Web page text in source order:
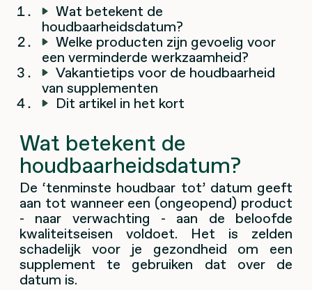
Wat betekent de
houdbaarheidsdatum?
Welke producten zijn gevoelig voor
een verminderde werkzaamheid?
Vakantietips voor de houdbaarheid
van supplementen
Dit artikel in het kort
Wat betekent de
houdbaarheidsdatum?
De ‘tenminste houdbaar tot’ datum geeft
aan tot wanneer een (ongeopend) product
- naar verwachting - aan de beloofde
kwaliteitseisen voldoet. Het is zelden
schadelijk voor je gezondheid om een
supplement te gebruiken dat over de
datum is.